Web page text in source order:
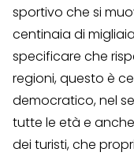
sportivo che si
centinaia di
specificare che
regioni, questo è
democratico, nel
tutte le età e
dei turisti, che